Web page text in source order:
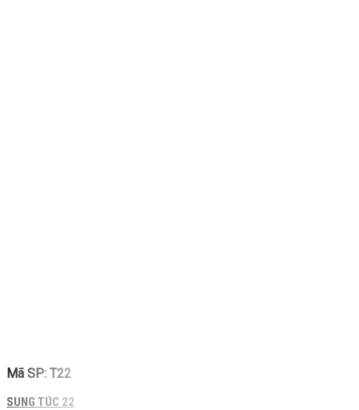
Mã SP: T22
SUNG TÚC 22